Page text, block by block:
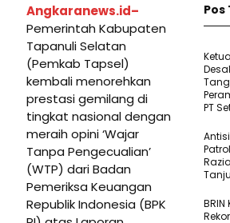
Angkaranews.id–
Pemerintah Kabupaten
Tapanuli Selatan
(Pemkab Tapsel)
kembali menorehkan
prestasi gemilang di
tingkat nasional dengan
meraih opini ‘Wajar
Tanpa Pengecualian’
(WTP) dari Badan
Pemeriksa Keuangan
Republik Indonesia (BPK
PT
BRIN